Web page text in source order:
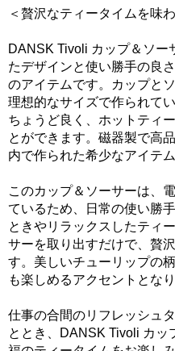
＜贅沢なティータイムを味
DANSK Tivoli カップ＆ソー
たデザインと使い勝手の良
のアイテムです。カップと
理想的なサイズで作られて
ちょうど良く、ホットティ
とができます。磁器製で高
内で作られた希少なアイテ
このカップ＆ソーサーは、
ているため、日常の使い勝
ときやリラックスしたティ
サーを取り出すだけで、贅
す。美しいチューリップの
も楽しめるアクセントとなり
仕事の合間のリフレッシュ
ととき、DANSK Tivoli カッ